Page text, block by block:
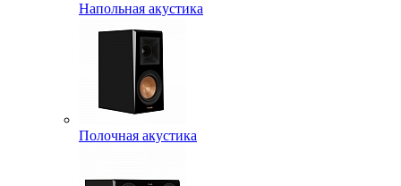
Напольная акустика
Полочная акустика